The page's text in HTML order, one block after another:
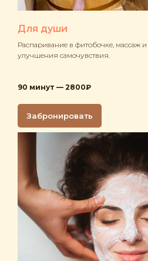
Для души
Распаривание в фитобочке, массаж
улучшения самочувствия.
90 минут — 2800₽
Забронировать